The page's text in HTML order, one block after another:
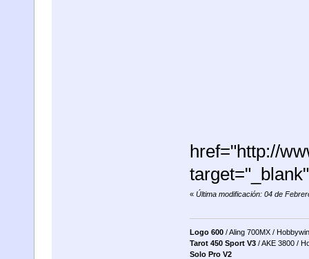
href="http://
« Última modificación: 04 de
Logo 600 / Aling 700MX /
Tarot 450 Sport V3/ AKE 3800 /
Solo Pro V2